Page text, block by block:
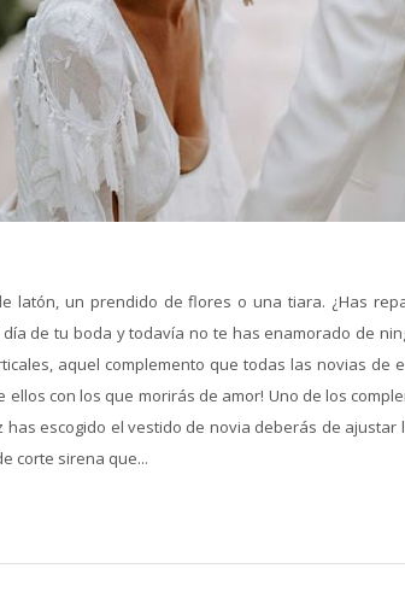
latón, un prendido de flores o una tiara. ¿Has
de tu boda y todavía no te has enamorado de
aquel complemento que todas las novias de
ellos con los que morirás de amor! Uno de los
has escogido el vestido de novia deberás de
corte sirena que...